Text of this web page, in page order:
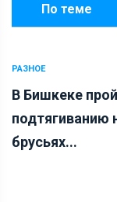
По теме
РАЗНОЕ
В Бишкеке
подтягиванию
брусьях...